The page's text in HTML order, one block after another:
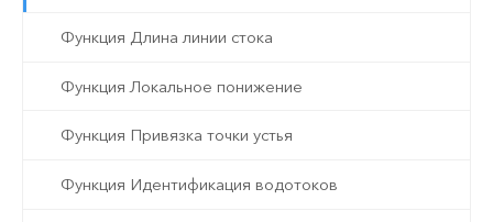
Функция Длина линии стока
Функция Локальное понижение
Функция Привязка точки устья
Функция Идентификация водотоков